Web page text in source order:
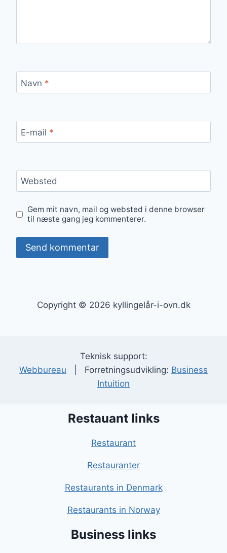
Navn *
E-mail *
Websted
Gem mit navn, mail og websted i denne browser
til næste gang jeg kommenterer.
Copyright © 2026 kyllingelår-i-ovn.dk
Teknisk support:
Webbureau | Forretningsudvikling: Business
Intuition
Restauant links
Restaurant
Restauranter
Restaurants in Denmark
Restaurants in Norway
Business links